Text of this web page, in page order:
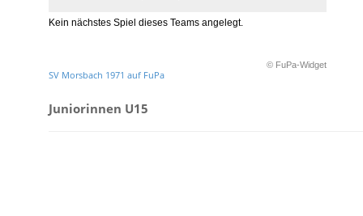
Kein nächstes Spiel dieses Teams angelegt.
© FuPa-Widget
SV Morsbach 1971 auf FuPa
Juniorinnen U15